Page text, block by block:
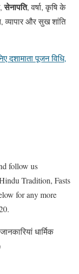
,सेनापत‌ि, वर्षा, कृष‌ि के
व्यापार और सुख शांत‌ि
दशामाता पूजन विधि,
follow us
Tradition, Fasts
for any more
धार्मिक